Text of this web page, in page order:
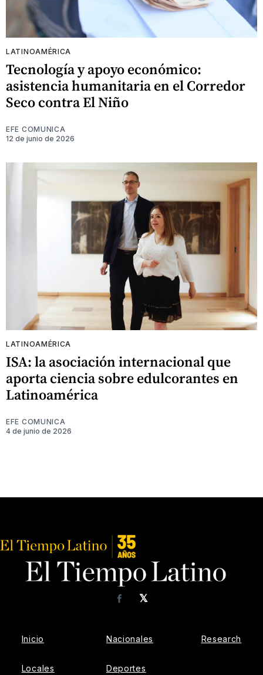
LATINOAMÉRICA
Tecnología y apoyo económico:
asistencia humanitaria en el Corredor
Seco contra El Niño
EFE COMUNICA
12 de junio de 2026
LATINOAMÉRICA
ISA: la asociación internacional que
aporta ciencia sobre edulcorantes en
Latinoamérica
EFE COMUNICA
4 de junio de 2026
𝕏
Facebook
Inicio
Locales
Nacionales
Deportes
Research